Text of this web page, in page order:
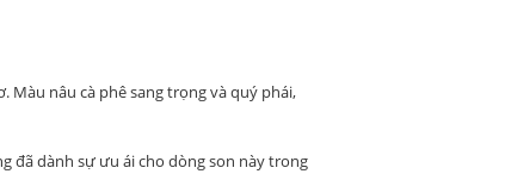
Màu nâu cà phê sang trọng và quý phái,
đã dành sự ưu ái cho dòng son này trong